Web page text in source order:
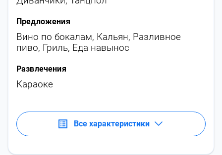
Предложения
Вино по бокалам, Кальян, Разливное
пиво, Гриль, Еда навынос
Развлечения
Караоке
Все характеристики